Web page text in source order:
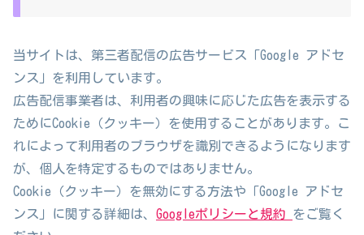
当サイトは、第三者配信の広告サービス「Google アドセ
ンス」を利用しています。
広告配信事業者は、利用者の興味に応じた広告を表示する
ためにCookie（クッキー）を使用することがあります。こ
れによって利用者のブラウザを識別できるようになります
が、個人を特定するものではありません。
Cookie（クッキー）を無効にする方法や「Google アドセ
ンス」に関する詳細は、 Googleポリシーと規約 をご覧く